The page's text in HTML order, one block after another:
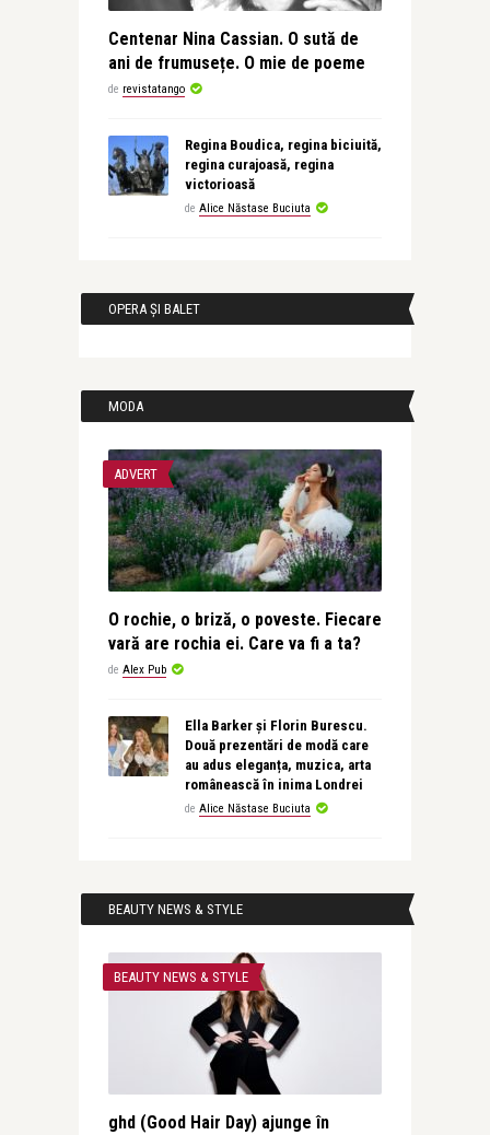
Centenar Nina Cassian. O sută de
ani de frumusețe. O mie de poeme
de revistatango
Regina Boudica, regina biciuită,
regina curajoasă, regina
victorioasă
de Alice Năstase Buciuta
OPERA ȘI BALET
MODA
ADVERT
O rochie, o briză, o poveste. Fiecare
vară are rochia ei. Care va fi a ta?
de Alex Pub
Ella Barker și Florin Burescu.
Două prezentări de modă care
au adus eleganța, muzica, arta
românească în inima Londrei
de Alice Năstase Buciuta
BEAUTY NEWS & STYLE
BEAUTY NEWS & STYLE
ghd (Good Hair Day) ajunge în